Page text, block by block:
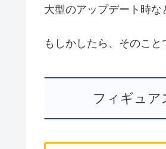
大型のアップデート時な
もしかしたら、そのこと
フィギュア